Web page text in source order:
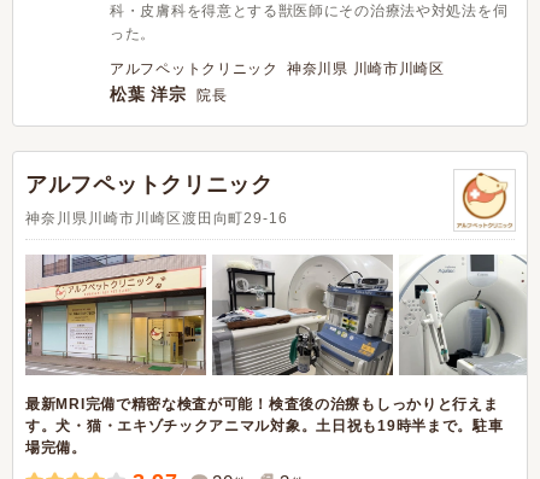
科・皮膚科を得意とする獣医師にその治療法や対処法を伺
った。
アルフペットクリニック 神奈川県 川崎市川崎区
松葉 洋宗 院長
アルフペットクリニック
神奈川県川崎市川崎区渡田向町29-16
最新MRI完備で精密な検査が可能！検査後の治療もしっかりと行えま
す。犬・猫・エキゾチックアニマル対象。土日祝も19時半まで。駐車
場完備。